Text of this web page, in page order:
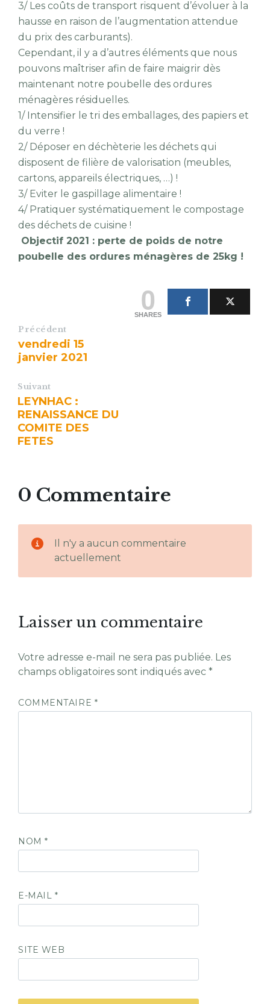
3/ Les coûts de transport risquent d’évoluer à la
hausse en raison de l’augmentation attendue
du prix des carburants).
Cependant, il y a d’autres éléments que nous
pouvons maîtriser afin de faire maigrir dès
maintenant notre poubelle des ordures
ménagères résiduelles.
1/ Intensifier le tri des emballages, des papiers et
du verre !
2/ Déposer en déchèterie les déchets qui
disposent de filière de valorisation (meubles,
cartons, appareils électriques, …) !
3/ Eviter le gaspillage alimentaire !
4/ Pratiquer systématiquement le compostage
des déchets de cuisine !
Objectif 2021 : perte de poids de notre
poubelle des ordures ménagères de 25kg !
0
SHARES
Précédent
vendredi 15
janvier 2021
Suivant
LEYNHAC :
RENAISSANCE DU
COMITE DES
FETES
0 Commentaire
Il n'y a aucun commentaire
actuellement
Laisser un commentaire
Votre adresse e-mail ne sera pas publiée. Les
champs obligatoires sont indiqués avec *
COMMENTAIRE *
NOM*
E-MAIL *
SITE WEB